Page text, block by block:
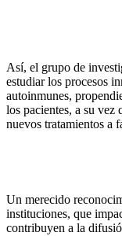
Así, el grupo de
estudiar los procesos
autoinmunes,
los pacientes, a su vez
nuevos tratamientos a
Un merecido
instituciones, que
contribuyen a la